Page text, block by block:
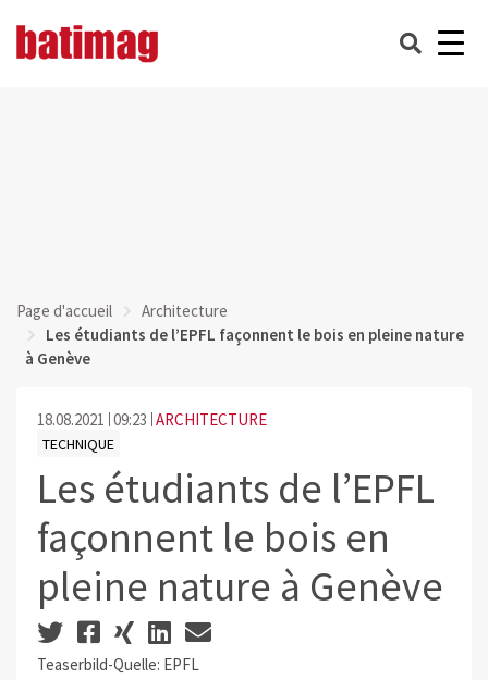
Page d'accueil
Architecture
Les étudiants de l’EPFL façonnent le bois en pleine nature
à Genève
18.08.2021 09:23 ARCHITECTURE
TECHNIQUE
Les étudiants de l’EPFL
façonnent le bois en
pleine nature à Genève
Teaserbild-Quelle: EPFL